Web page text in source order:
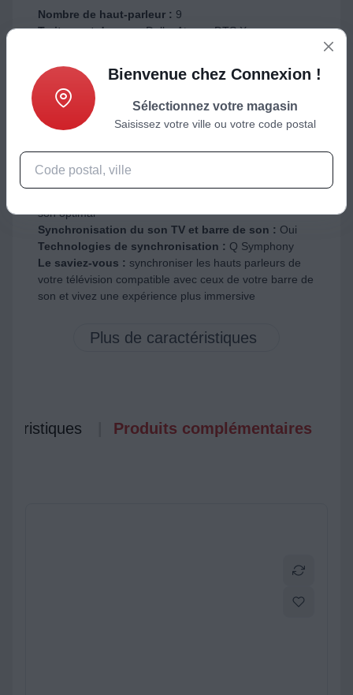
Nombre de haut-parleur : 9
Traitement du son :Dolby Atmos, DTS X,
Dolby Atmos :
d'enceintes réfléchissant le son sur le plafond et les
murs pour des effets sonores 3D afin de vous plonger
au coeur de l'action
DTS X : le DTS-X est un mode de traitement du son qui
dimensions
Calibrage automatique :
son optimal
Synchronisation du son TV et barre de son : Oui
Technologies de synchronisation : Q Symphony
Le saviez-vous : synchroniser les hauts parleurs de
votre télévision compatible avec ceux de votre barre de
son et vivez une expérience plus immersive
Produits complémentaires
Bienvenue chez Connexion !
Sélectionnez votre magasin
Saisissez votre ville ou votre code postal